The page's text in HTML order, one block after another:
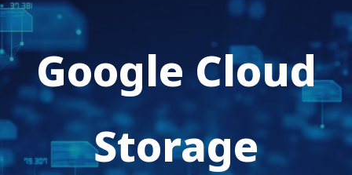
Google Cloud
Storage